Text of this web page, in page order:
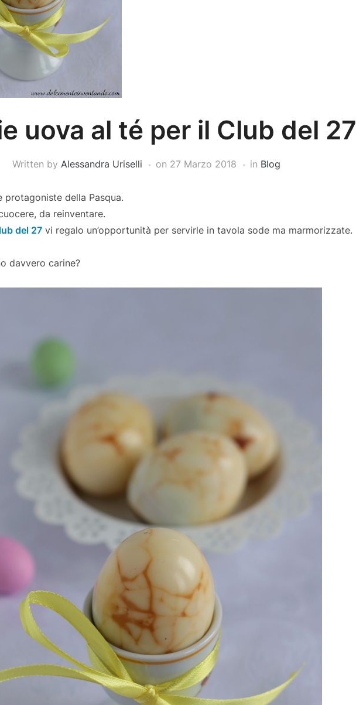
uova al té per il Club del 27
Written by Alessandra Uriselli on 27 Marzo 2018 in Blog
protagoniste della Pasqua.
da reinventare.
del 27 vi regalo un’opportunità per servirle in tavola sode ma marmorizzate.
davvero carine?